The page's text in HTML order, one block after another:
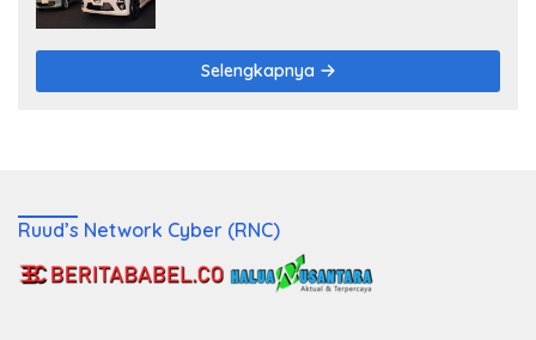
Selengkapnya
Ruud’s Network Cyber (RNC)